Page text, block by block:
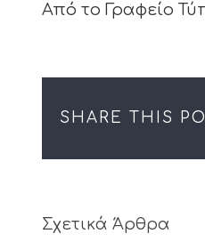
Από το Γραφείο
SHARE THIS
Σχετικά Άρθρα